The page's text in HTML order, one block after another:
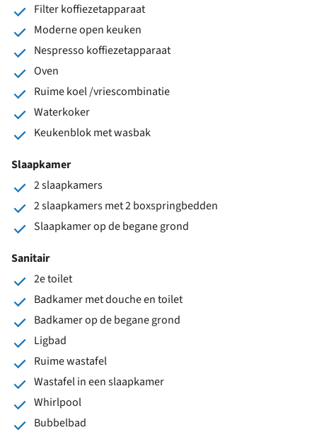
Filter koffiezetapparaat
Moderne open keuken
Nespresso koffiezetapparaat
Oven
Ruime koel /vriescombinatie
Waterkoker
Keukenblok met wasbak
Slaapkamer
2 slaapkamers
2 slaapkamers met 2 boxspringbedden
Slaapkamer op de begane grond
Sanitair
2e toilet
Badkamer met douche en toilet
Badkamer op de begane grond
Ligbad
Ruime wastafel
Wastafel in een slaapkamer
Whirlpool
Bubbelbad